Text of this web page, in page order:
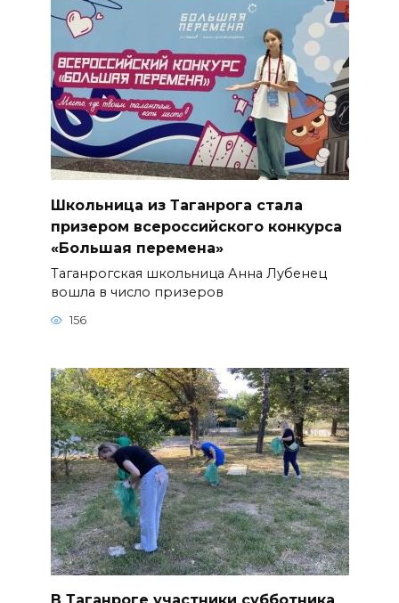
Школьница из Таганрога стала
призером всероссийского конкурса
«Большая перемена»
Таганрогская школьница Анна Лубенец
вошла в число призеров
156